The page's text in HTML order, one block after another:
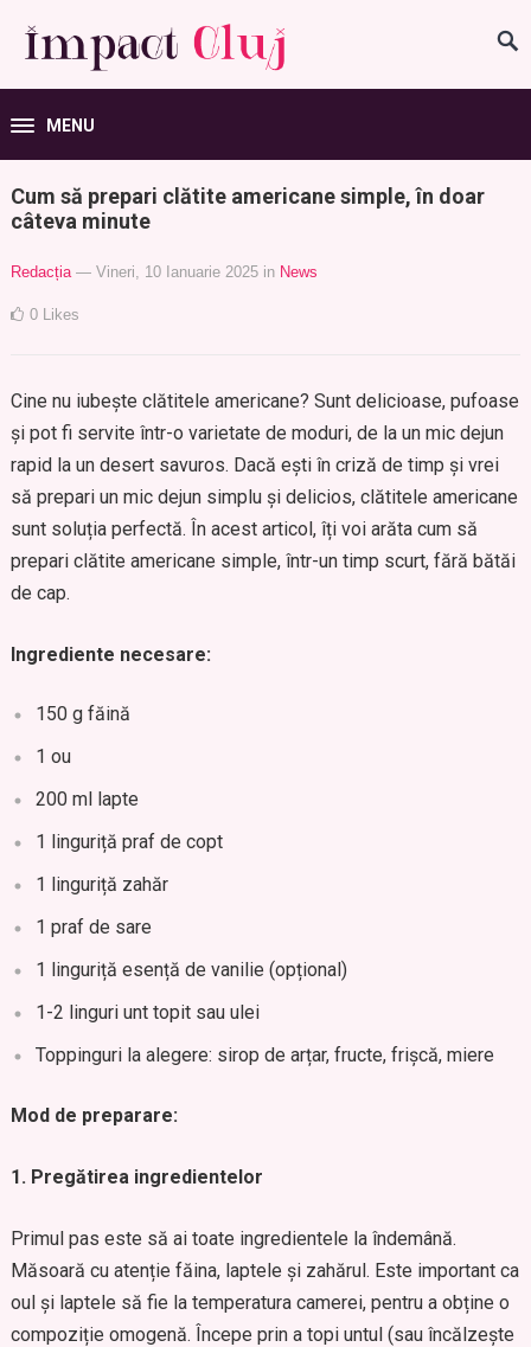
MENU
Cum să prepari clătite americane simple, în doar
câteva minute
Redacția — Vineri, 10 Ianuarie 2025 in News
0 Likes
Cine nu iubește clătitele americane? Sunt delicioase, pufoase
și pot fi servite într-o varietate de moduri, de la un mic dejun
rapid la un desert savuros. Dacă ești în criză de timp și vrei
să prepari un mic dejun simplu și delicios, clătitele americane
sunt soluția perfectă. În acest articol, îți voi arăta cum să
prepari clătite americane simple, într-un timp scurt, fără bătăi
de cap.
Ingrediente necesare:
150 g făină
1 ou
200 ml lapte
1 linguriță praf de copt
1 linguriță zahăr
1 praf de sare
1 linguriță esență de vanilie (opțional)
1-2 linguri unt topit sau ulei
Toppinguri la alegere: sirop de arțar, fructe, frișcă, miere
Mod de preparare:
1. Pregătirea ingredientelor
Primul pas este să ai toate ingredientele la îndemână.
Măsoară cu atenție făina, laptele și zahărul. Este important ca
oul și laptele să fie la temperatura camerei, pentru a obține o
compoziție omogenă. Începe prin a topi untul (sau încălzește